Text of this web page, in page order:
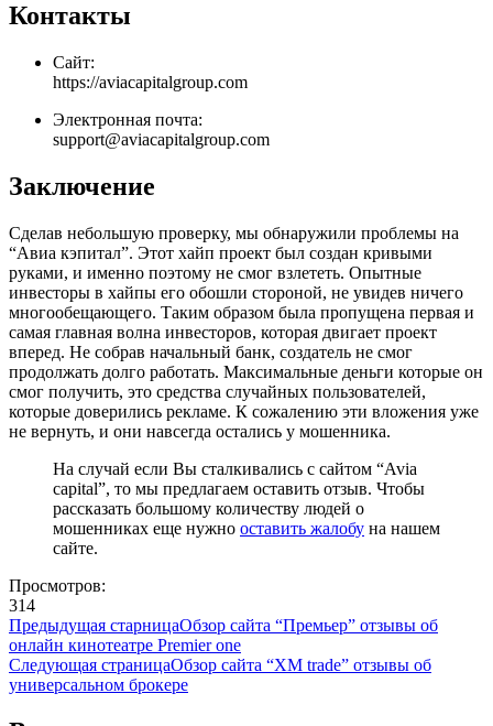
Контакты
Сайт:
https://aviacapitalgroup.com
Электронная почта:
support@aviacapitalgroup.com
Заключение
Сделав небольшую проверку, мы обнаружили проблемы на
“Авиа кэпитал”. Этот хайп проект был создан кривыми
руками, и именно поэтому не смог взлететь. Опытные
инвесторы в хайпы его обошли стороной, не увидев ничего
многообещающего. Таким образом была пропущена первая и
самая главная волна инвесторов, которая двигает проект
вперед. Не собрав начальный банк, создатель не смог
продолжать долго работать. Максимальные деньги которые он
смог получить, это средства случайных пользователей,
которые доверились рекламе. К сожалению эти вложения уже
не вернуть, и они навсегда остались у мошенника.
На случай если Вы сталкивались с сайтом “Avia
capital”, то мы предлагаем оставить отзыв. Чтобы
рассказать большому количеству людей о
мошенниках еще нужно оставить жалобу на нашем
сайте.
Просмотров:
314
Предыдущая старницаОбзор сайта “Премьер” отзывы об
онлайн кинотеатре Premier one
Следующая страницаОбзор сайта “XM trade” отзывы об
универсальном брокере